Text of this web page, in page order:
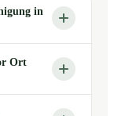
in
Ort